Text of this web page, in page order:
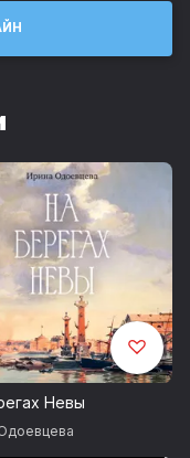
Невы